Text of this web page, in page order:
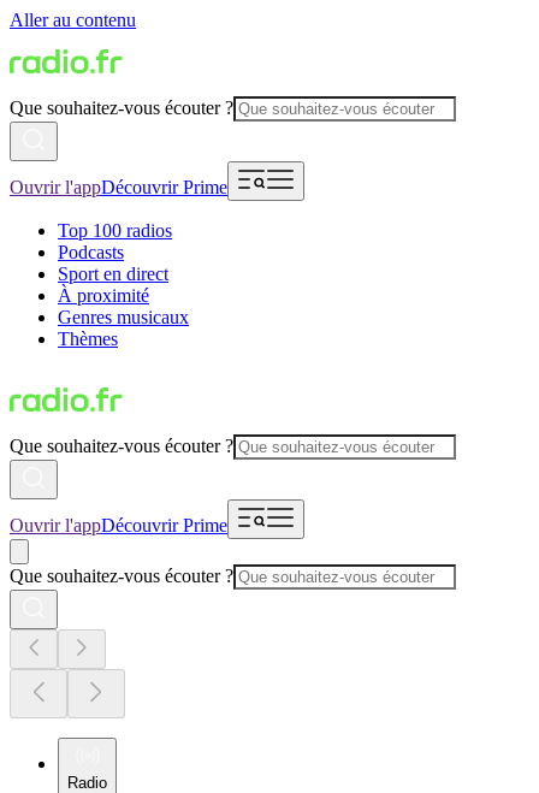
Aller au contenu
Que souhaitez-vous écouter ?
Ouvrir l'appDécouvrir Prime
Top 100 radios
Podcasts
Sport en direct
À proximité
Genres musicaux
Thèmes
Que souhaitez-vous écouter ?
Ouvrir l'appDécouvrir Prime
Que souhaitez-vous écouter ?
Radio